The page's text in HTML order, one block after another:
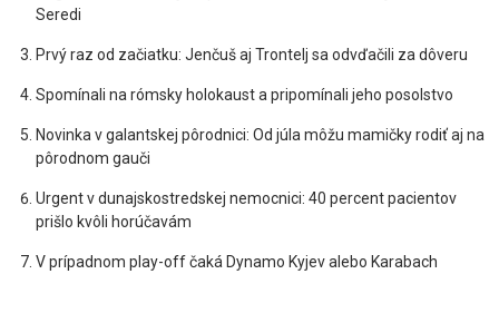
Seredi
Prvý raz od začiatku: Jenčuš aj Trontelj sa odvďačili za dôveru
Spomínali na rómsky holokaust a pripomínali jeho posolstvo
Novinka v galantskej pôrodnici: Od júla môžu mamičky rodiť aj na
pôrodnom gauči
Urgent v dunajskostredskej nemocnici: 40 percent pacientov
prišlo kvôli horúčavám
V prípadnom play-off čaká Dynamo Kyjev alebo Karabach